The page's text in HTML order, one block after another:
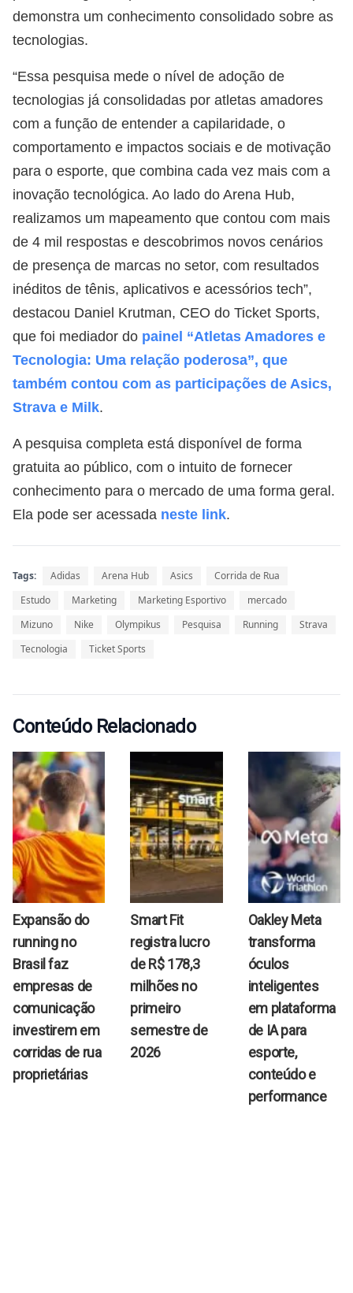
demonstra um conhecimento consolidado sobre as
tecnologias.
“Essa pesquisa mede o nível de adoção de
tecnologias já consolidadas por atletas amadores
com a função de entender a capilaridade, o
comportamento e impactos sociais e de motivação
para o esporte, que combina cada vez mais com a
inovação tecnológica. Ao lado do Arena Hub,
realizamos um mapeamento que contou com mais
de 4 mil respostas e descobrimos novos cenários
de presença de marcas no setor, com resultados
inéditos de tênis, aplicativos e acessórios tech”,
destacou Daniel Krutman, CEO do Ticket Sports,
que foi mediador do painel “Atletas Amadores e
Tecnologia: Uma relação poderosa”, que
também contou com as participações de Asics,
Strava e Milk.
A pesquisa completa está disponível de forma
gratuita ao público, com o intuito de fornecer
conhecimento para o mercado de uma forma geral.
Ela pode ser acessada neste link.
Tags: Adidas Arena Hub Asics
Corrida de Rua
Estudo
Marketing Marketing Esportivo
mercado
Mizuno
Nike Olympikus Pesquisa Running
Strava
Tecnologia
Ticket Sports
Conteúdo Relacionado
Expansão do
running no
Brasil faz
empresas de
comunicação
investirem em
corridas de rua
proprietárias
Smart Fit
registra lucro
de R$ 178,3
milhões no
primeiro
semestre de
2026
Oakley Meta
transforma
óculos
inteligentes
em plataforma
de IA para
esporte,
conteúdo e
performance